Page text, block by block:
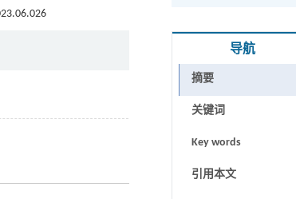
导航
摘要
关键词
Key words
引用本文